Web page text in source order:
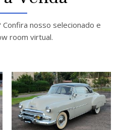
nosso selecionado e
room virtual.